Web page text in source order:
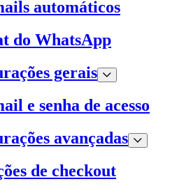
automáticos
do WhatsApp
gerais
e senha de acesso
avançadas
de checkout